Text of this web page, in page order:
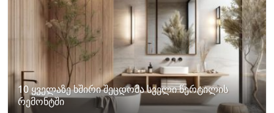
10 ყველაზე ხშირი შეცდომა სველი წერტილის
რემონტში